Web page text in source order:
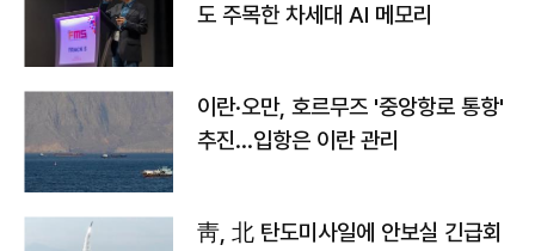
도 주목한 차세대 AI 메모리
이란·오만, 호르무즈 '중앙항로 통항'
추진…입항은 이란 관리
靑, 北 탄도미사일에 안보실 긴급회